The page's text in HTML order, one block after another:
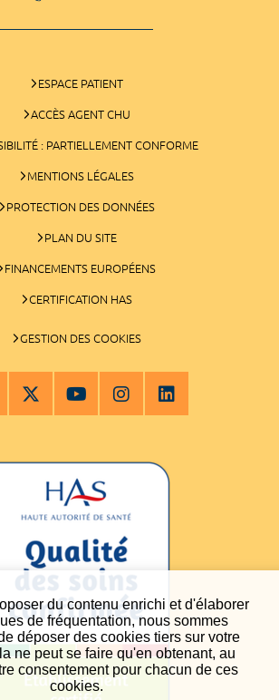
du contenu enrichi et d'élaborer
de fréquentation, nous sommes
déposer des cookies tiers sur votre
ne peut se faire qu'en obtenant, au
consentement pour chacun de ces
cookies.
ESPACE PATIENT
ACCÈS AGENT CHU
: PARTIELLEMENT CONFORME
MENTIONS LÉGALES
PROTECTION DES DONNÉES
PLAN DU SITE
FINANCEMENTS EUROPÉENS
CERTIFICATION HAS
GESTION DES COOKIES